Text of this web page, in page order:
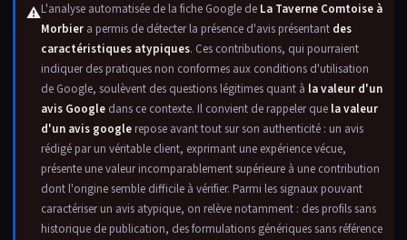
⚠L'analyse automatisée de la fiche Google de La Taverne Comtoise à
Morbier a permis de détecter la présence d'avis présentant des
caractéristiques atypiques. Ces contributions, qui pourraient
indiquer des pratiques non conformes aux conditions d'utilisation
de Google, soulèvent des questions légitimes quant à la valeur d'un
avis Google dans ce contexte. Il convient de rappeler que la valeur
d'un avis google repose avant tout sur son authenticité : un avis
rédigé par un véritable client, exprimant une expérience vécue,
présente une valeur incomparablement supérieure à une contribution
dont l'origine semble difficile à vérifier. Parmi les signaux pouvant
caractériser un avis atypique, on relève notamment : des profils sans
historique de publication, des formulations génériques sans référence